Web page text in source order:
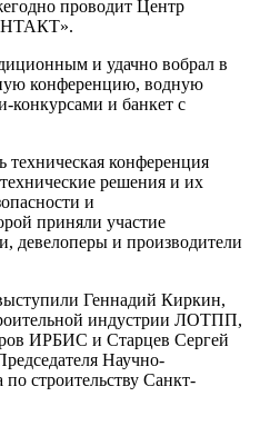
проводит Центр
и удачно вобрал в
конференцию, водную
конкурсами и банкет с
техническая конференция
решения и их
и
приняли участие
девелоперы и производители
Геннадий Киркин,
индустрии ЛОТПП,
ИРБИС и Старцев Сергей
Научно-
по строительству Санкт-